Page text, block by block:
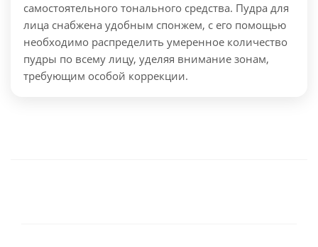
самостоятельного тонального средства. Пудра для
лица снабжена удобным спонжем, с его помощью
необходимо распределить умеренное количество
пудры по всему лицу, уделяя внимание зонам,
требующим особой коррекции.